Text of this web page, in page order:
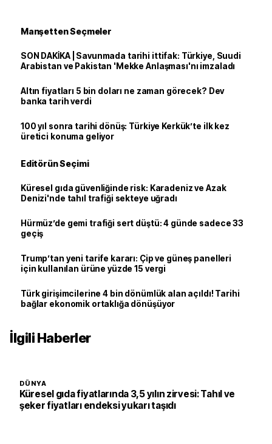
Manşetten Seçmeler
SON DAKİKA | Savunmada tarihi ittifak: Türkiye, Suudi
Arabistan ve Pakistan 'Mekke Anlaşması'nı imzaladı
Altın fiyatları 5 bin doları ne zaman görecek? Dev
banka tarih verdi
100 yıl sonra tarihi dönüş: Türkiye Kerkük’te ilk kez
üretici konuma geliyor
Editörün Seçimi
Küresel gıda güvenliğinde risk: Karadeniz ve Azak
Denizi'nde tahıl trafiği sekteye uğradı
Hürmüz’de gemi trafiği sert düştü: 4 günde sadece 33
geçiş
Trump’tan yeni tarife kararı: Çip ve güneş panelleri
için kullanılan ürüne yüzde 15 vergi
Türk girişimcilerine 4 bin dönümlük alan açıldı! Tarihi
bağlar ekonomik ortaklığa dönüşüyor
İlgili Haberler
DÜNYA
Küresel gıda fiyatlarında 3,5 yılın zirvesi: Tahıl ve
şeker fiyatları endeksi yukarı taşıdı